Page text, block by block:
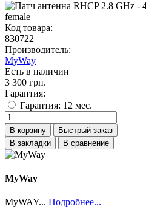
Код товара:
830722
Производитель:
MyWay
Есть в наличии
3 300 грн.
Гарантия:
Гарантия: 12 мес.
В корзину
Быстрый заказ
В закладки
В сравнение
MyWay
MyWAY... Подробнее...